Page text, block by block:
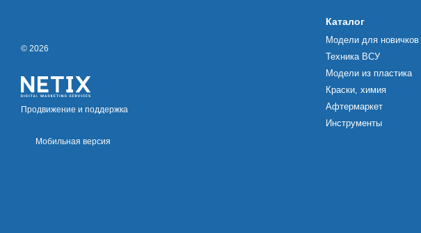
© 2026
Продвижение и поддержка
Мобильная версия
Каталог
Модели для новичков
Техника ВСУ
Модели из пластика
Краски, химия
Афтермаркет
Инструменты